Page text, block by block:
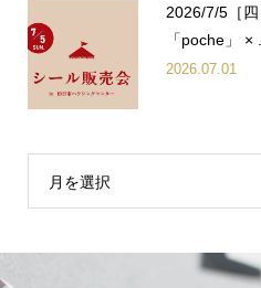
2026/7/5［
「poche」 ×
2026.07.01
月を選択